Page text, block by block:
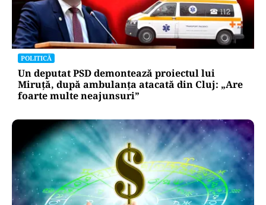
POLITICĂ
Un deputat PSD demontează proiectul lui
Miruță, după ambulanța atacată din Cluj: „Are
foarte multe neajunsuri”